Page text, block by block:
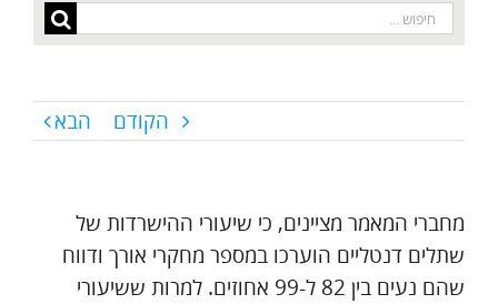
הקודם הבא
מחברי המאמר מציינים, כי שיעורי ההישרדות של
שתלים דנטליים הוערכו במספר מחקרי אורך ודווח
שהם נעים בין 82 ל-99 אחוזים. למרות ששיעורי
חיפוש...